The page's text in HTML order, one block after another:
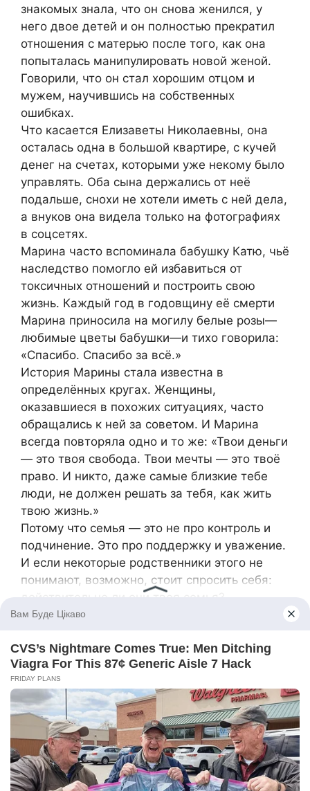
знакомых знала, что он снова женился, у
него двое детей и он полностью прекратил
отношения с матерью после того, как она
попыталась манипулировать новой женой.
Говорили, что он стал хорошим отцом и
мужем, научившись на собственных
ошибках.
Что касается Елизаветы Николаевны, она
осталась одна в большой квартире, с кучей
денег на счетах, которыми уже некому было
управлять. Оба сына держались от неё
подальше, снохи не хотели иметь с ней дела,
а внуков она видела только на фотографиях
в соцсетях.
Марина часто вспоминала бабушку Катю, чьё
наследство помогло ей избавиться от
токсичных отношений и построить свою
жизнь. Каждый год в годовщину её смерти
Марина приносила на могилу белые розы—
любимые цветы бабушки—и тихо говорила:
«Спасибо. Спасибо за всё.»
История Марины стала известна в
определённых кругах. Женщины,
оказавшиеся в похожих ситуациях, часто
обращались к ней за советом. И Марина
всегда повторяла одно и то же: «Твои деньги
— это твоя свобода. Твои мечты — это твоё
право. И никто, даже самые близкие тебе
люди, не должен решать за тебя, как жить
твою жизнь.»
Потому что семья — это не про контроль и
подчинение. Это про поддержку и уважение.
И если некоторые родственники этого не
понимают, возможно, стоит спросить себя: